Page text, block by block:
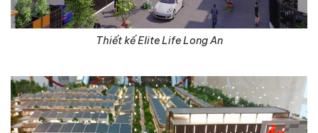
Thiết kế Elite Life Long An